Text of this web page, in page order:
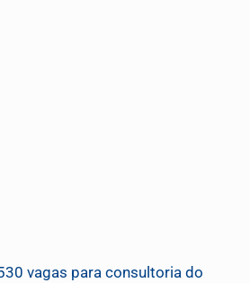
vagas para consultoria do